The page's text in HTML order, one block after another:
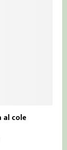
al cole